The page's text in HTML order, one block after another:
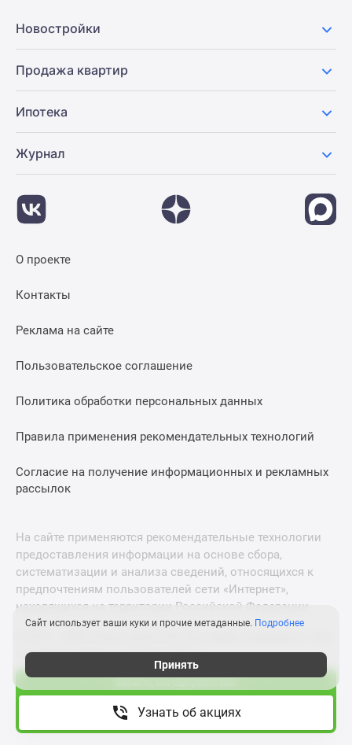
Узнать об акциях
Новостройки
Продажа квартир
Ипотека
Журнал
О проекте
Контакты
Реклама на сайте
Пользовательское соглашение
Политика обработки персональных данных
Правила применения рекомендательных технологий
Согласие на получение информационных и рекламных
рассылок
На сайте применяются рекомендательные технологии
предоставления информации на основе сбора,
систематизации и анализа сведений, относящихся к
предпочтениям пользователей сети «Интернет»,
находящихся на территории Российской Федерации.
что нужно знать о новостройках
Новостройки Москвы и Московской области
Сайт использует ваши куки и прочие метаданные. Подробнее
Принять